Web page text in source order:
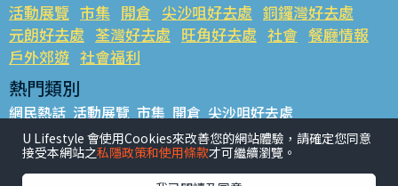
活動展覽 市集 開倉 尖沙咀好去處 銅鑼灣好去處
元朗好去處 荃灣好去處 旺角好去處 社會 餐廳情報
戶外郊遊 社會福利
熱門類別
網民熱話 活動展覽 市集 開倉 尖沙咀好去處
銅鑼灣好去處 元朗好去處 荃灣好去處 旺角好去處 社會
餐廳情報 戶外郊遊
U Lifestyle 會使用Cookies來改善您的網站體驗，請確定您同意
接受本網站之私隱政策和使用條款才可繼續瀏覽。